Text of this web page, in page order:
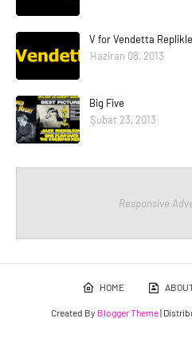
V for Vendetta
Haziran 08, 2013
Big Five
Şubat 23, 2013
Responsive
HOME
Created By Blogger Theme|